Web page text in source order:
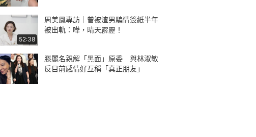
52:38
周美鳳專訪｜曾被渣男騙情簽紙半年
被出軌：嘩，晴天霹靂！
滕麗名親解「黑面」原委 與林淑敏
反目前感情好互稱「真正朋友」